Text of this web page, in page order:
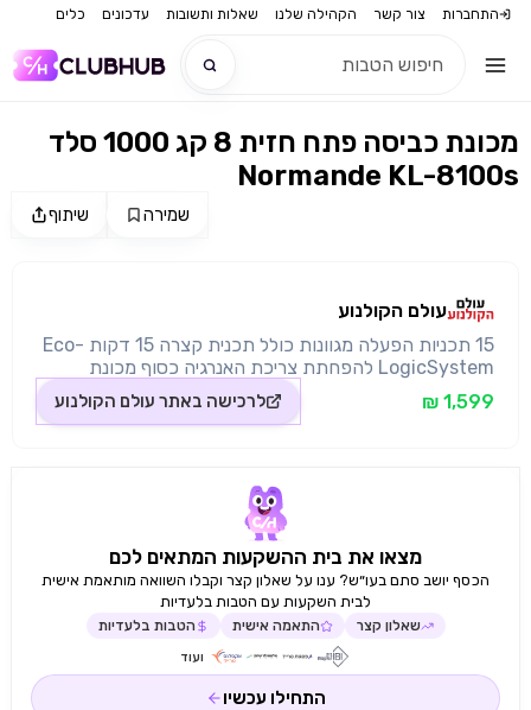
התחברות צור קשר הקהילה שלנו שאלות ותשובות עדכונים כלים
שיתוף שמירה
מכונת כביסה פתח חזית 8 קג 1000 סלד
Normande KL-8100s
עולם הקולנוע
15 תכניות הפעלה מגוונות כולל תכנית קצרה 15 דקות Eco-
LogicSystem להפחתת צריכת האנרגיה כסוף מכונת
כביסה פתח חזית מפוארת במיוחד קיבולת 8 קג 1000 סלד
15 תכניות הפעלה מגוונות דירוג אנרגיה D דירוג כביסה C
הפעלה/ השהייה כפתור בורר תכניות נורה לציון תכנית
הכביסה פילטר בחזית בולם זעזועים לסחיטה שקטה מנגנון
הגנה מפני הצפה מערכת לזיהוי כשלים והפסקת הזרמת
המים נעילה בטיחותית תוף מפלדת אל חלד טכנולוגיה ייחודית
להפחתת רעשים ורעידות במהלך הכביסה והסחיטה פונקצית
שטיפה מוקדמת לכביסה מלוכלכת במיוחד ציפוי ניקל ייחודי
משקל 75 קג הערות המחיר כולל התקנה ראשונית עי טכנאי
מוסמך התקנת המוצר עי טכנאי החברה בלבד תנאי לקבלת
1,599 ₪ לרכישה באתר עולם הקולנוע
מצאו את בית ההשקעות המתאים לכם
הכסף יושב סתם בעו״ש? ענו על שאלון קצר וקבלו השוואה מותאמת אישית
לבית השקעות עם הטבות בלעדיות
שאלון קצר התאמה אישית הטבות בלעדיות
ועוד
התחילו עכשיו